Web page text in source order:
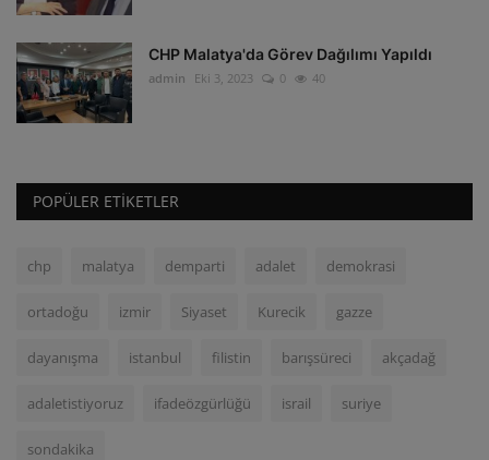
CHP Malatya'da Görev Dağılımı Yapıldı
admin Eki 3, 2023 0 40
POPÜLER ETIKETLER
chp malatya demparti adalet demokrasi
ortadoğu izmir Siyaset Kurecik gazze
dayanışma istanbul filistin barışsüreci akçadağ
adaletistiyoruz ifadeözgürlüğü israil suriye
sondakika